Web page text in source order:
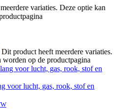
variaties. Deze optie kan
Dit product heeft meerdere variaties.
op de productpagina
voor lucht, gas, rook, stof en